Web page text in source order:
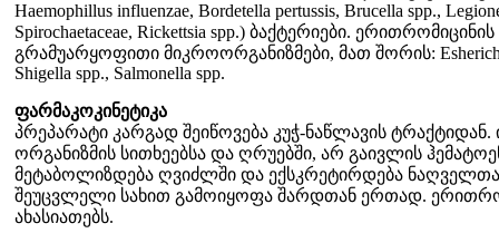
Haemophillus influenzae, Bordetella pertussis, Brucella spp.,
Spirochaetaceae, Rickettsia spp.) ბაქტერიები.
გრამუარყოფითი მიკროორგანიზმები, მათ შორის:
Shigella spp., Salmonella spp.
ფარმაკოკინეტიკა
პრეპარატი კარგად შეიწოვება კუჭ-ნაწლავის
ორგანიზმის სითხეებსა და ღრუებში, არ გაივლის
მეტაბოლიზდება ღვიძლში და ექსკრეტირდება
შეუცვლელი სახით გამოიყოფა შარდთან ერთად.
ახასიათებს.